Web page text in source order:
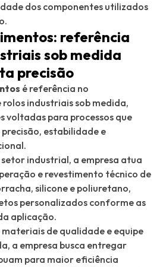
dos componentes utilizados
referência
sob medida
precisão
é referência no
industriais sob medida,
voltadas para processos que
estabilidade e
industrial, a empresa atua
e revestimento técnico de
silicone e poliuretano,
personalizados conforme as
aplicação.
de qualidade e equipe
a empresa busca entregar
para maior eficiência